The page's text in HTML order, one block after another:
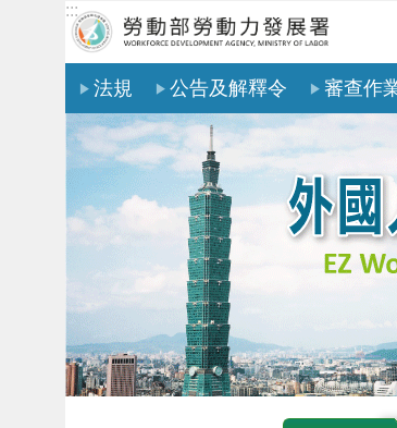
跳到主要內容區塊
:::
法規 公告及解釋令 審查作